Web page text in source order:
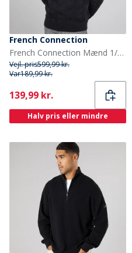
French Connection
French Connection Mænd 1/2 Lynlås Uld Trøje Marine
Vejl. pris599,99 kr.
Var189,99 kr.
Current
139,99 kr.
Halv pris eller mindre